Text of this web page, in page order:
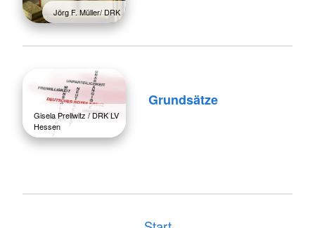
Jörg F. Müller/ DRK
Gisela Prellwitz / DRK LV
Hessen
Grundsätze